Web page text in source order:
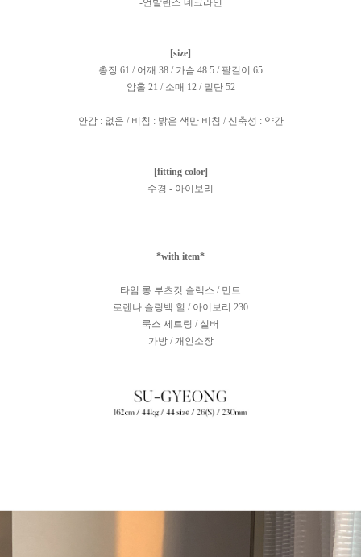
-언발란스 네크라인
[size]
총장 61 / 어깨 38 / 가슴 48.5 / 팔길이 65
암홀 21 / 소매 12 / 밑단 52
안감 : 없음 / 비침 : 밝은 색만 비침 / 신축성 : 약간
[fitting color]
수경 - 아이보리
*with item*
타임 롱 부츠컷 슬랙스 / 민트
로렌나 슬링백 힐 / 아이보리 230
룩스 세트링 / 실버
가방 / 개인소장